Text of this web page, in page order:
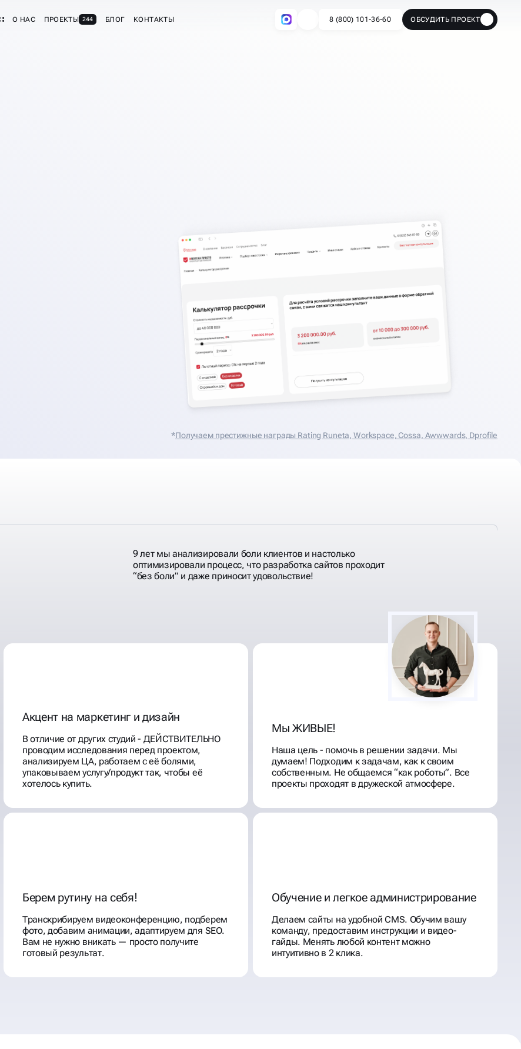
О НАС ПРОЕКТЫ 244 БЛОГ КОНТАКТЫ 8 (800) 101-36-60 ОБСУДИТЬ ПРОЕКТ
*Получаем престижные награды Rating Runeta, Workspace, Cossa, Аwwwards, Dprofile
9 лет мы анализировали боли клиентов и настолько
оптимизировали процесс, что разработка сайтов проходит
“без боли” и даже приносит удовольствие!
Акцент на маркетинг и дизайн
В отличие от других студий - ДЕЙСТВИТЕЛЬНО
проводим исследования перед проектом,
анализируем ЦА, работаем с её болями,
упаковываем услугу/продукт так, чтобы её
хотелось купить.
Мы ЖИВЫЕ!
Наша цель - помочь в решении задачи. Мы
думаем! Подходим к задачам, как к своим
собственным. Не общаемся “как роботы”. Все
проекты проходят в дружеской атмосфере.
Берем рутину на себя!
Транскрибируем видеоконференцию, подберем
фото, добавим анимации, адаптируем для SEO.
Вам не нужно вникать — просто получите
готовый результат.
Обучение и легкое администрирование
Делаем сайты на удобной CMS. Обучим вашу
команду, предоставим инструкции и видео-
гайды. Менять любой контент можно
интуитивно в 2 клика.